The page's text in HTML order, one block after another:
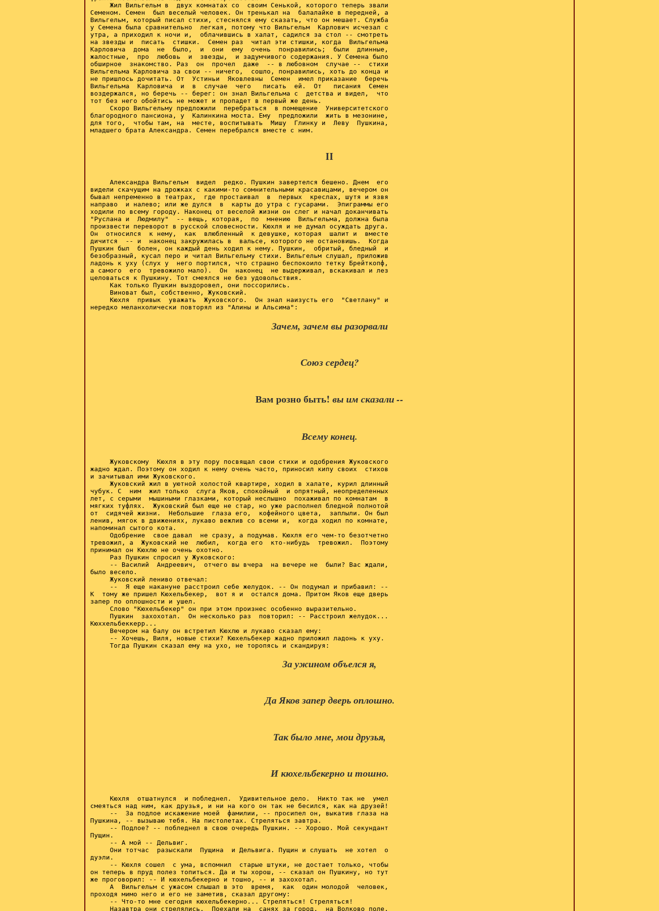
     Жил Вильгельм в  двух комнатах со  своим Сенькой, которого теперь звали
Семеном. Семен  был веселый человек. Он тренькал на  балалайке в передней, а
Вильгельм, который писал стихи, стеснялся ему сказать, что он мешает. Служба
у Семена была сравнительно  легкая, потому что Вильгельм  Карлович исчезал с
утра, а приходил к ночи и,  облачившись в халат, садился за стол -- смотреть
на звезды и  писать  стишки.  Семен раз  читал эти стишки, когда  Вильгельма
Карловича  дома  не  было,  и  они  ему  очень  понравились;  были  длинные,
жалостные,  про  любовь  и  звезды,  и задумчивого содержания. У Семена было
обширное  знакомство. Раз  он  прочел  даже  -- в любовном  случае --  стихи
Вильгельма Карловича за свои -- ничего,  сошло, понравились, хоть до конца и
не пришлось дочитать. От  Устиньи  Яковлевны  Семен  имел приказание  беречь
Вильгельма  Карловича  и  в  случае  чего   писать  ей.  От   писания  Семен
воздержался, но беречь -- берег: он знал Вильгельма с  детства и видел,  что
тот без него обойтись не может и пропадет в первый же день.
     Скоро Вильгельму предложили  перебраться  в помещение  Университетского
благородного пансиона, у  Калинкина моста. Ему  предложили  жить в мезонине,
для того,  чтобы там, на  месте, воспитывать  Мишу  Глинку и  Леву  Пушкина,
младшего брата Александра. Семен перебрался вместе с ним.
II
     Александра Вильгельм  видел  редко. Пушкин завертелся бешено. Днем  его
видели скачущим на дрожках с какими-то сомнительными красавицами, вечером он
бывал непременно в театрах,  где простаивал  в  первых  креслах, шутя и язвя
направо  и налево; или же дулся  в  карты до утра с гусарами.  Эпиграммы его
ходили по всему городу. Наконец от веселой жизни он слег и начал доканчивать
"Руслана и  Людмилу"  -- вещь, которая,  по  мнению  Вильгельма, должна была
произвести переворот в русской словесности. Кюхля и не думал осуждать друга.
Он  относился  к нему,  как  влюбленный  к девушке, которая  шалит и  вместе
дичится  -- и  наконец закружилась в  вальсе, которого не остановишь.  Когда
Пушкин был  болен, он каждый день ходил к нему. Пушкин,  обритый, бледный  и
безобразный, кусал перо и читал Вильгельму стихи. Вильгельм слушал, приложив
ладонь к уху (слух у  него портился, что страшно беспокоило тетку Брейткопф,
а самого  его  тревожило мало).  Он  наконец  не выдерживал, вскакивал и лез
целоваться к Пушкину. Тот смеялся не без удовольствия.
     Как только Пушкин выздоровел, они поссорились.
     Виноват был, собственно, Жуковский.
     Кюхля  привык  уважать  Жуковского.  Он знал наизусть его  "Светлану" и
Зачем, зачем вы разорвали
Союз сердец?
Вам розно быть! вы им сказали --
Всему конец.
     Жуковскому  Кюхля в эту пору посвящал свои стихи и одобрения Жуковского
жадно ждал. Поэтому он ходил к нему очень часто, приносил кипу своих  стихов
и зачитывал ими Жуковского.
     Жуковский жил в уютной холостой квартире, ходил в халате, курил длинный
чубук. С  ним  жил только  слуга Яков, спокойный  и опрятный, неопределенных
лет, с серыми  мышиными глазками, который неслышно  похаживал по комнатам  в
мягких туфлях.  Жуковский был еще не стар, но уже располнел бледной полнотой
от  сидячей жизни.  Небольшие  глаза его,  кофейного цвета,  заплыли. Он был
ленив, мягок в движениях, лукаво вежлив со всеми и,  когда ходил по комнате,
напоминал сытого кота.
     Одобрение  свое давал  не сразу, а подумав. Кюхля его чем-то безотчетно
тревожил, а  Жуковский не  любил,  когда его  кто-нибудь  тревожил.  Поэтому
принимал он Кюхлю не очень охотно.
     Раз Пушкин спросил у Жуковского:
     -- Василий  Андреевич,  отчего вы вчера  на вечере не  были? Вас ждали,
было весело.
     Жуковский лениво отвечал:
     --  Я еще накануне расстроил себе желудок. -- Он подумал и прибавил: --
К  тому же пришел Кюхельбекер,  вот я и  остался дома. Притом Яков еще дверь
запер по оплошности и ушел.
     Слово "Кюхельбекер" он при этом произнес особенно выразительно.
     Пушкин  захохотал.  Он несколько раз  повторил: -- Расстроил желудок...
Кюххельбеккерр...
     Вечером на балу он встретил Кюхлю и лукаво сказал ему:
     -- Хочешь, Виля, новые стихи? Кюхельбекер жадно приложил ладонь к уху.
За ужином объелся я,
Да Яков запер дверь оплошно.
Так было мне, мои друзья,
И кюхельбекерно и тошно.
     Кюхля  отшатнулся  и побледнел.  Удивительное дело.  Никто так не  умел
смеяться над ним, как друзья, и ни на кого он так не бесился, как на друзей!
     --  За подлое искажение моей  фамилии, -- просипел он, выкатив глаза на
Пушкина, -- вызываю тебя. На пистолетах. Стреляться завтра.
     -- Подлое? -- побледнел в свою очередь Пушкин. -- Хорошо. Мой секундант
Пущин.
     -- А мой -- Дельвиг.
     Они тотчас  разыскали  Пущина  и Дельвига. Пущин и слушать  не хотел  о
дуэли.
     -- Кюхля сошел  с ума, вспомнил  старые штуки, не достает только, чтобы
он теперь в пруд полез топиться. Да и ты хорош, -- сказал он Пушкину, но тут
же проговорил: -- И кюхельбекерно и тошно, -- и захохотал.
     А  Вильгельм с ужасом слышал в это  время,  как  один молодой  человек,
проходя мимо него и его не заметив, сказал другому:
     -- Что-то мне сегодня кюхельбекерно... Стреляться! Стреляться!
     Назавтра они стрелялись.  Поехали на  санях за город,  на Волково поле,